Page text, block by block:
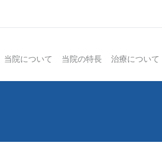
当院について 当院の特長 治療について